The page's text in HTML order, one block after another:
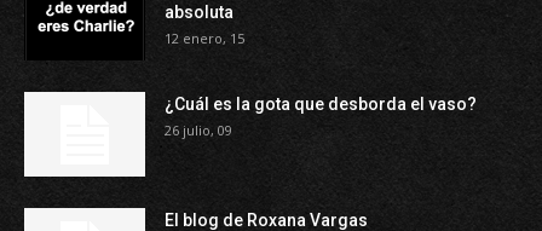
absoluta
12 enero, 15
¿Cuál es la gota que desborda el vaso?
26 julio, 09
El blog de Roxana Vargas